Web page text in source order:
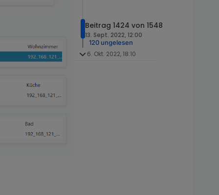
Beitrag 1424 von 1548
13. Sept. 2022, 12:00
120 ungelesen
6. Okt. 2022, 18:10